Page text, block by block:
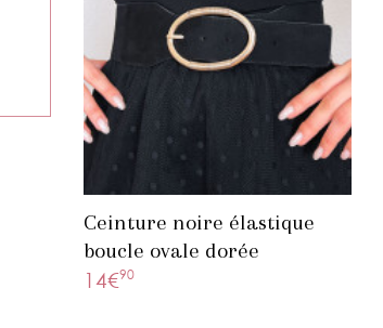
Ceinture noire élastique
boucle ovale dorée
14€90